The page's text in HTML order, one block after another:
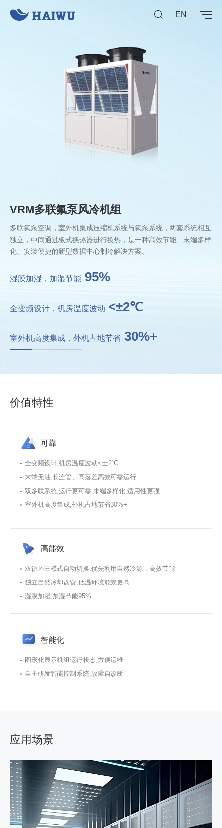
EN
VRM多联氟泵风冷机组
多联氟泵空调，室外机集成压缩机系统与氟泵系统，两套系统相互
独立，中间通过板式换热器进行换热，是一种高效节能、末端多样
化、安装便捷的新型数据中心制冷解决方案。
湿膜加湿，加湿节能 95%
全变频设计，机房温度波动 <±2℃
室外机高度集成，外机占地节省 30%+
价值特性
可靠
全变频设计,机房温度波动<士2°C
末端无油,长连管、高落差高效可靠运行
双多联系统,运行更可靠,未端多样化,适用性更强
室外机高度集成,外机占地节省30%+
高能效
双循环三模式自动切换,优先利用自然冷源，高效节能
独立自然冷却盘管,低温环境能效更高
湿膜加湿,加湿节能95%
智能化
图形化显示机组运行状态,方便运维
自主研发智能控制系统,故障自诊断
应用场景